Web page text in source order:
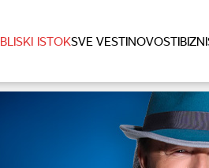
BLISKI ISTOKSVE VESTINOVOSTI